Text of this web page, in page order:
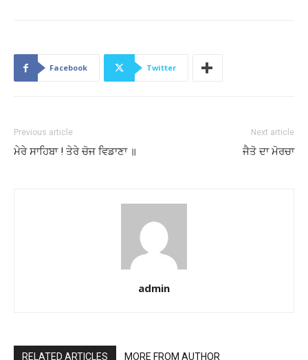
Facebook Twitter
Previous article
ਮੇਰੇ ਸਾਹਿਬਾ ! ਤੇਰੇ ਚੋਜ ਵਿਡਾਣਾ ॥
Next article
ਜੈਤੋ ਦਾ ਮੋਰਚਾ
admin
RELATED ARTICLES MORE FROM AUTHOR